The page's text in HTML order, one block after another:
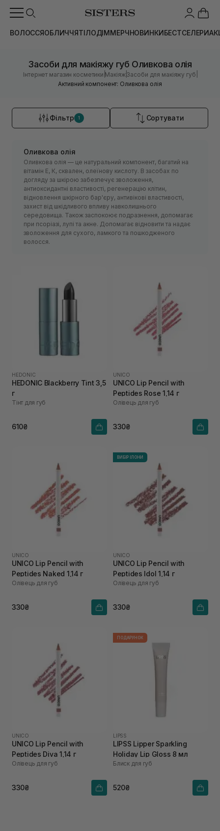
ВОЛОССЯОБЛИЧЧЯТІЛОДІММЕРЧНОВИНКИБЕСТСЕЛЕРИ
Засоби для макіяжу губ Оливкова олія
Інтернет магазин косметики |Макіяж|Засоби для макіяжу губ
Активний компонент: Оливкова олія
Фільтр 1 Сортувати
Оливкова олія
Оливкова олія — це натуральний компонент, багатий на
вітамін Е, К, сквален, олеїнову кислоту. В засобах по
догляду за шкірою забезпечує зволоження,
антиоксидантні властивості, регенерацію клітин,
відновлення шкірного бар'єру, антивікові властивості,
захист від шкідливого впливу навколишнього
середовища. Також заспокоює подразнення, допомагає
при псоріазі, лупі та акне. Допомагає відновити та надає
зволоження для сухого, ламкого та пошкодженого
волосся.
HEDONIC
HEDONIC Blackberry Tint 3,5
г
Тінт для губ
610₴
UNICO
UNICO Lip Pencil with
Peptides Rose 1,14 г
Олівець для губ
330₴
UNICO
UNICO Lip Pencil with
Peptides Naked 1,14 г
Олівець для губ
330₴
ВИБІР ІЛОНИ
UNICO
UNICO Lip Pencil with
Peptides Idol 1,14 г
Олівець для губ
330₴
UNICO
UNICO Lip Pencil with
Peptides Diva 1,14 г
Олівець для губ
330₴
ПОДАРУНОК
LIPSS
LIPSS Lipper Sparkling
Holiday Lip Gloss 8 мл
Блиск для губ
520₴